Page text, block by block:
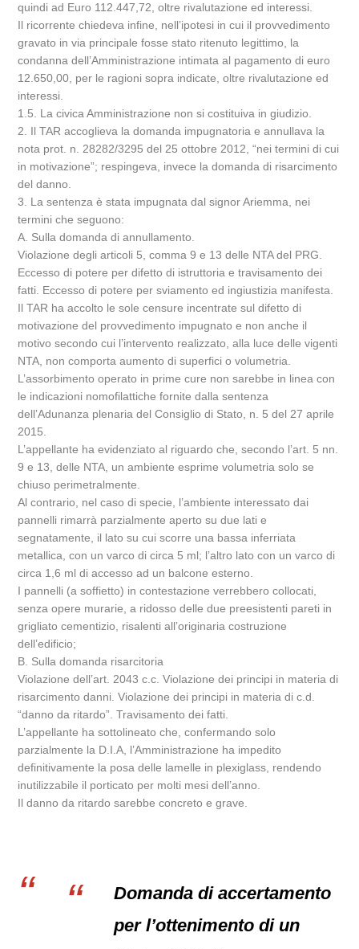
quindi ad Euro 112.447,72, oltre rivalutazione ed interessi.
Il ricorrente chiedeva infine, nell’ipotesi in cui il provvedimento
gravato in via principale fosse stato ritenuto legittimo, la
condanna dell’Amministrazione intimata al pagamento di euro
12.650,00, per le ragioni sopra indicate, oltre rivalutazione ed
interessi.
1.5. La civica Amministrazione non si costituiva in giudizio.
2. Il TAR accoglieva la domanda impugnatoria e annullava la
nota prot. n. 28282/3295 del 25 ottobre 2012, “nei termini di cui
in motivazione”; respingeva, invece la domanda di risarcimento
del danno.
3. La sentenza è stata impugnata dal signor Ariemma, nei
termini che seguono:
A. Sulla domanda di annullamento.
Violazione degli articoli 5, comma 9 e 13 delle NTA del PRG.
Eccesso di potere per difetto di istruttoria e travisamento dei
fatti. Eccesso di potere per sviamento ed ingiustizia manifesta.
Il TAR ha accolto le sole censure incentrate sul difetto di
motivazione del provvedimento impugnato e non anche il
motivo secondo cui l’intervento realizzato, alla luce delle vigenti
NTA, non comporta aumento di superfici o volumetria.
L’assorbimento operato in prime cure non sarebbe in linea con
le indicazioni nomofilattiche fornite dalla sentenza
dell’Adunanza plenaria del Consiglio di Stato, n. 5 del 27 aprile
2015.
L’appellante ha evidenziato al riguardo che, secondo l’art. 5 nn.
9 e 13, delle NTA, un ambiente esprime volumetria solo se
chiuso perimetralmente.
Al contrario, nel caso di specie, l’ambiente interessato dai
pannelli rimarrà parzialmente aperto su due lati e
segnatamente, il lato su cui scorre una bassa inferriata
metallica, con un varco di circa 5 ml; l’altro lato con un varco di
circa 1,6 ml di accesso ad un balcone esterno.
I pannelli (a soffietto) in contestazione verrebbero collocati,
senza opere murarie, a ridosso delle due preesistenti pareti in
grigliato cementizio, risalenti all’originaria costruzione
dell’edificio;
B. Sulla domanda risarcitoria
Violazione dell’art. 2043 c.c. Violazione dei principi in materia di
risarcimento danni. Violazione dei principi in materia di c.d.
“danno da ritardo”. Travisamento dei fatti.
L’appellante ha sottolineato che, confermando solo
parzialmente la D.I.A, l’Amministrazione ha impedito
definitivamente la posa delle lamelle in plexiglass, rendendo
inutilizzabile il porticato per molti mesi dell’anno.
Il danno da ritardo sarebbe concreto e grave.
Domanda di accertamento
per l’ottenimento di un